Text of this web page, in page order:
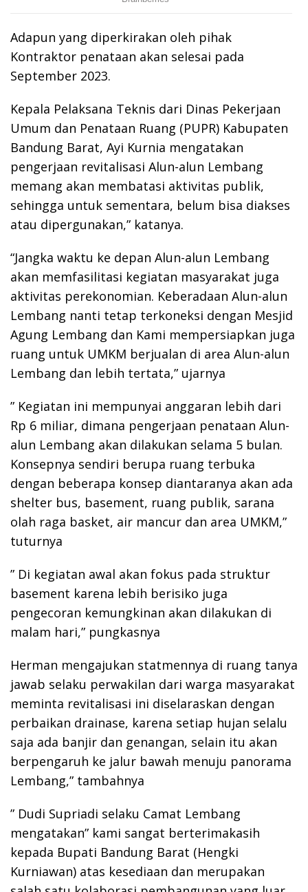
Adapun yang diperkirakan oleh pihak
Kontraktor penataan akan selesai pada
September 2023.
Kepala Pelaksana Teknis dari Dinas Pekerjaan
Umum dan Penataan Ruang (PUPR) Kabupaten
Bandung Barat, Ayi Kurnia mengatakan
pengerjaan revitalisasi Alun-alun Lembang
memang akan membatasi aktivitas publik,
sehingga untuk sementara, belum bisa diakses
atau dipergunakan,” katanya.
“Jangka waktu ke depan Alun-alun Lembang
akan memfasilitasi kegiatan masyarakat juga
aktivitas perekonomian. Keberadaan Alun-alun
Lembang nanti tetap terkoneksi dengan Mesjid
Agung Lembang dan Kami mempersiapkan juga
ruang untuk UMKM berjualan di area Alun-alun
Lembang dan lebih tertata,” ujarnya
” Kegiatan ini mempunyai anggaran lebih dari
Rp 6 miliar, dimana pengerjaan penataan Alun-
alun Lembang akan dilakukan selama 5 bulan.
Konsepnya sendiri berupa ruang terbuka
dengan beberapa konsep diantaranya akan ada
shelter bus, basement, ruang publik, sarana
olah raga basket, air mancur dan area UMKM,”
tuturnya
” Di kegiatan awal akan fokus pada struktur
basement karena lebih berisiko juga
pengecoran kemungkinan akan dilakukan di
malam hari,” pungkasnya
Herman mengajukan statmennya di ruang tanya
jawab selaku perwakilan dari warga masyarakat
meminta revitalisasi ini diselaraskan dengan
perbaikan drainase, karena setiap hujan selalu
saja ada banjir dan genangan, selain itu akan
berpengaruh ke jalur bawah menuju panorama
Lembang,” tambahnya
” Dudi Supriadi selaku Camat Lembang
mengatakan” kami sangat berterimakasih
kepada Bupati Bandung Barat (Hengki
Kurniawan) atas kesediaan dan merupakan